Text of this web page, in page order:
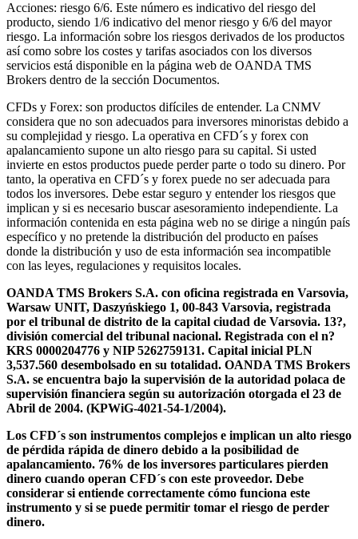
Acciones: riesgo 6/6. Este número es indicativo del riesgo del
producto, siendo 1/6 indicativo del menor riesgo y 6/6 del mayor
riesgo. La información sobre los riesgos derivados de los productos
así como sobre los costes y tarifas asociados con los diversos
servicios está disponible en la página web de OANDA TMS
Brokers dentro de la sección Documentos.
CFDs y Forex: son productos difíciles de entender. La CNMV
considera que no son adecuados para inversores minoristas debido a
su complejidad y riesgo. La operativa en CFD´s y forex con
apalancamiento supone un alto riesgo para su capital. Si usted
invierte en estos productos puede perder parte o todo su dinero. Por
tanto, la operativa en CFD´s y forex puede no ser adecuada para
todos los inversores. Debe estar seguro y entender los riesgos que
implican y si es necesario buscar asesoramiento independiente. La
información contenida en esta página web no se dirige a ningún país
específico y no pretende la distribución del producto en países
donde la distribución y uso de esta información sea incompatible
con las leyes, regulaciones y requisitos locales.
OANDA TMS Brokers S.A. con oficina registrada en Varsovia,
Warsaw UNIT, Daszyńskiego 1, 00-843 Varsovia, registrada
por el tribunal de distrito de la capital ciudad de Varsovia. 13?,
división comercial del tribunal nacional. Registrada con el n?
KRS 0000204776 y NIP 5262759131. Capital inicial PLN
3,537.560 desembolsado en su totalidad. OANDA TMS Brokers
S.A. se encuentra bajo la supervisión de la autoridad polaca de
supervisión financiera según su autorización otorgada el 23 de
Abril de 2004. (KPWiG-4021-54-1/2004).
Los CFD´s son instrumentos complejos e implican un alto riesgo
de pérdida rápida de dinero debido a la posibilidad de
apalancamiento. 76% de los inversores particulares pierden
dinero cuando operan CFD´s con este proveedor. Debe
considerar si entiende correctamente cómo funciona este
instrumento y si se puede permitir tomar el riesgo de perder
dinero.